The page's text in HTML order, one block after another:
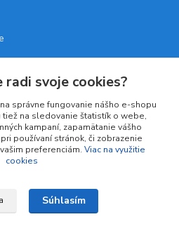
radi svoje cookies?
správne fungovanie nášho e-shopu
tiež na sledovanie štatistík o webe,
kampaní, zapamätanie vášho
používaní stránok, či zobrazenie
preferenciám. Viac na využitie
cookies
Súhlasím